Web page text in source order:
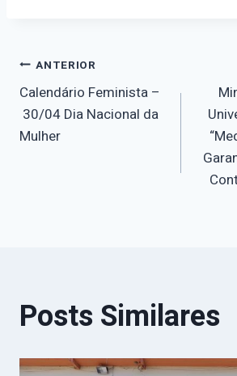
Navegação
de
ANTERIOR
Calendário Feminista –
30/04 Dia Nacional da
Mulher
Posts Similares